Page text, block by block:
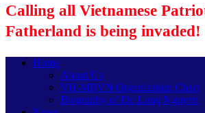
Calling all Vietnamese
Fatherland is being invaded!
Home
About Us
VH-MRVN Organization Chart
Biography of Dr. Long Nguyen